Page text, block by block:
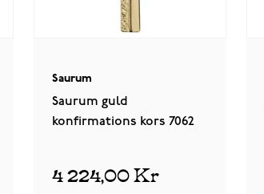
Saurum
Saurum guld
konfirmations kors 7062
4 224,00 Kr